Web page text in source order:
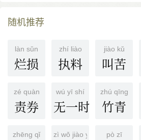
随机推荐
làn sǔn
烂损
zhí liào
执料
jiào kǔ
叫苦
zé quàn
责券
wú yī shí
无一时
zhú qīng
竹青
zhēng qǐ zì wǒ jiào yù pò zī